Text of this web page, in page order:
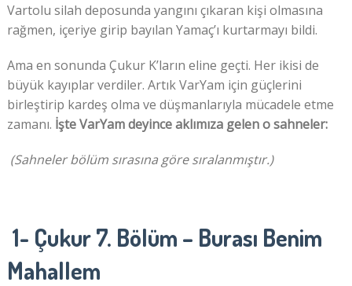
Vartolu silah deposunda yangını çıkaran kişi olmasına
rağmen, içeriye girip bayılan Yamaç’ı kurtarmayı bildi.
Ama en sonunda Çukur K’ların eline geçti. Her ikisi de
büyük kayıplar verdiler. Artık VarYam için güçlerini
birleştirip kardeş olma ve düşmanlarıyla mücadele etme
zamanı. İşte VarYam deyince aklımıza gelen o sahneler:
(Sahneler bölüm sırasına göre sıralanmıştır.)
1- Çukur 7. Bölüm – Burası Benim
Mahallem